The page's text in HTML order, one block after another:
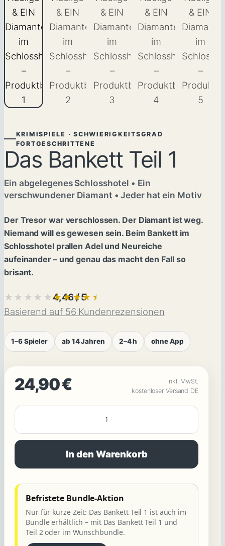
KRIMISPIELE · SCHWIERIGKEITSGRAD
FORTGESCHRITTENE
Das Bankett Teil 1
Ein abgelegenes Schlosshotel • Ein
verschwundener Diamant • Jeder hat ein Motiv
Der Tresor war verschlossen. Der Diamant ist weg.
Niemand will es gewesen sein. Beim Bankett im
Schlosshotel prallen Adel und Neureiche
aufeinander – und genau das macht den Fall so
brisant.
★★★★★★★★★★
4,46 / 5
Basierend auf 56 Kundenrezensionen
1–6 Spieler ab 14 Jahren 2–4 h ohne App
24,90€
inkl. MwSt.
kostenloser Versand DE
DIEBSTAHL
AUFKLÄREN:
Das
Teil
1
Neureiche,
Adelige
In den Warenkorb
Befristete Bundle-Aktion
Nur für kurze Zeit: Das Bankett Teil 1 ist auch im
Bundle erhältlich – mit Das Bankett Teil 1 und
Teil 2 oder im Wunschbundle.